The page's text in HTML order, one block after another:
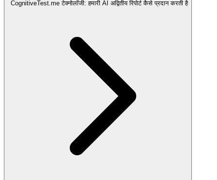
CognitiveTest.me टेक्नोलॉजी: हमारी AI अद्वितीय रिपोर्ट कैसे प्रदान करती है